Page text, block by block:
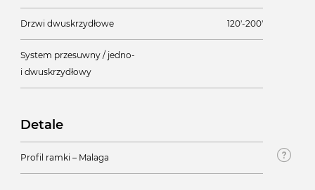
Drzwi dwuskrzydłowe 120'-200'
System przesuwny / jedno-
i dwuskrzydłowy
Detale
Profil ramki – Malaga